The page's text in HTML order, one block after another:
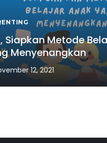
Siapkan Metode
Menyenangkan
12, 2021